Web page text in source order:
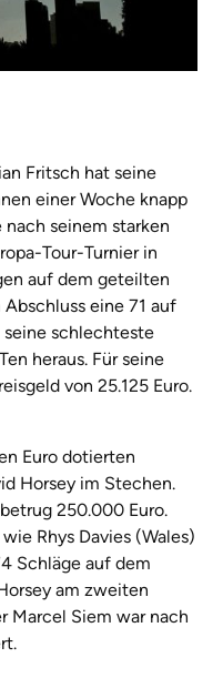
Fritsch hat seine
einer Woche knapp
seinem starken
Tour-Turnier in
auf dem geteilten
eine 71 auf
schlechteste
heraus. Für seine
von 25.125 Euro.
Euro dotierten
Horsey im Stechen.
250.000 Euro.
Rhys Davies (Wales)
Schläge auf dem
am zweiten
Marcel Siem war nach